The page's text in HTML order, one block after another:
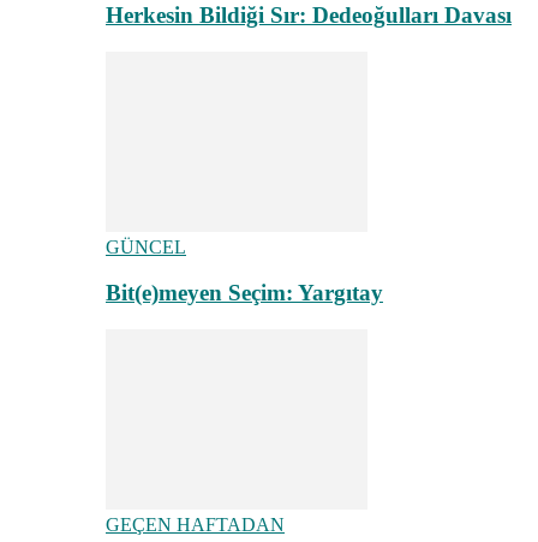
Herkesin Bildiği Sır: Dedeoğulları Davası
GÜNCEL
Bit(e)meyen Seçim: Yargıtay
GEÇEN HAFTADAN